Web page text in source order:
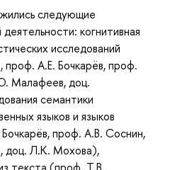
следующие
когнитивная
исследований
А.Е. Бочкарёв, проф.
Малафеев, доц.
семантики
языков и языков
проф. А.В. Соснин,
доц. Л.К. Мохова),